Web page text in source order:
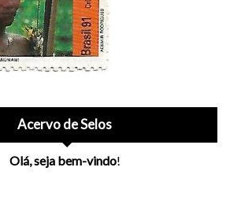
Acervo de Selos
Olá, seja bem-vindo!